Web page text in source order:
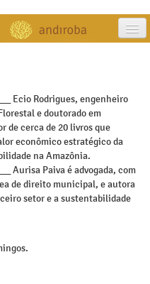
Ecio Rodrigues, engenheiro
e doutorado em
de cerca de 20 livros que
econômico estratégico da
na Amazônia.
Aurisa Paiva é advogada, com
de direito municipal, e autora
setor e a sustentabilidade